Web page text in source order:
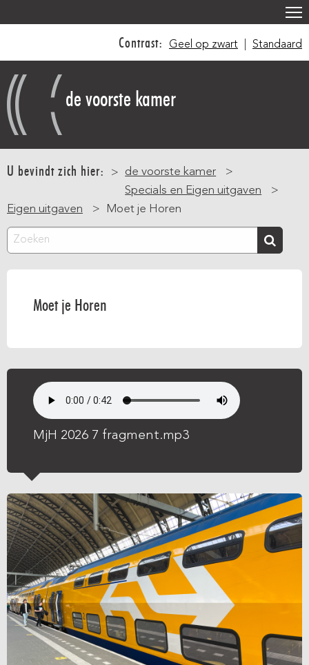
inhoud
gaan
Contrast: Geel op zwart Standaard
de voorste kamer
U bevindt zich hier:
de voorste kamer
Specials en Eigen uitgaven
Eigen uitgaven
Moet je Horen
Zoeken
Moet je Horen
MjH 2026 7 fragment.mp3